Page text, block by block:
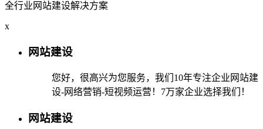
全行业网站建设解决方案
x
网站建设
您好，很高兴为您服务，我们10年专注企业网站建
设-网络营销-短视频运营！7万家企业选择我们！
网站建设